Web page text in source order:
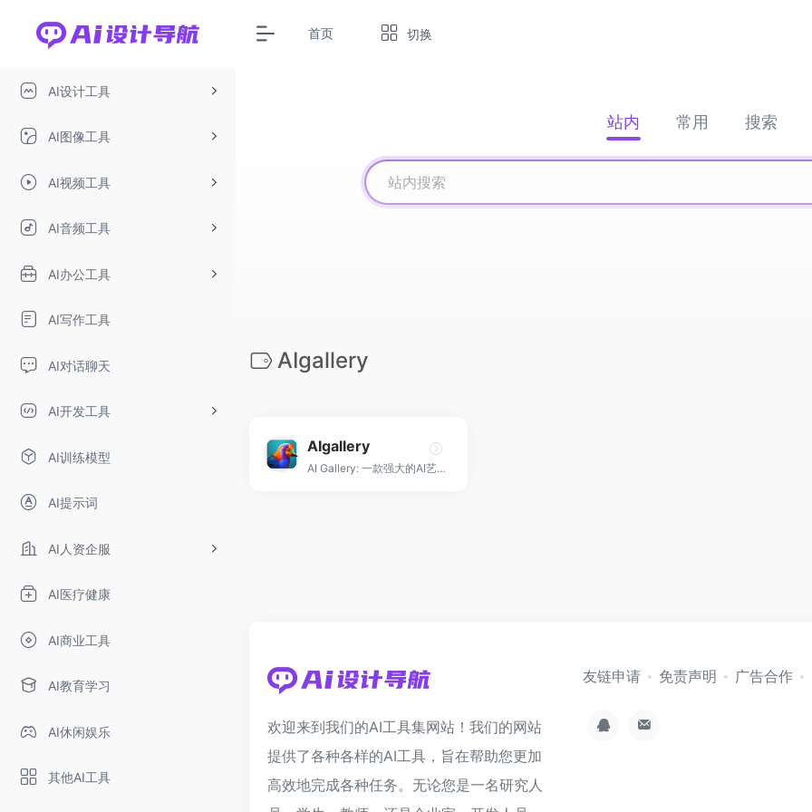
AI设计工具
AI图像工具
AI视频工具
AI音频工具
AI办公工具
AI写作工具
AI对话聊天
AI开发工具
AI训练模型
AI提示词
AI人资企服
AI医疗健康
AI商业工具
AI教育学习
AI休闲娱乐
其他AI工具
首页 切换
站内 常用 搜索
AIgallery
AIgallery
AI Gallery: 一款强大的AI艺术生成工具
欢迎来到我们的AI工具集网站！我们的网站
提供了各种各样的AI工具，旨在帮助您更加
高效地完成各种任务。无论您是一名研究人
友链申请 免责声明 广告合作